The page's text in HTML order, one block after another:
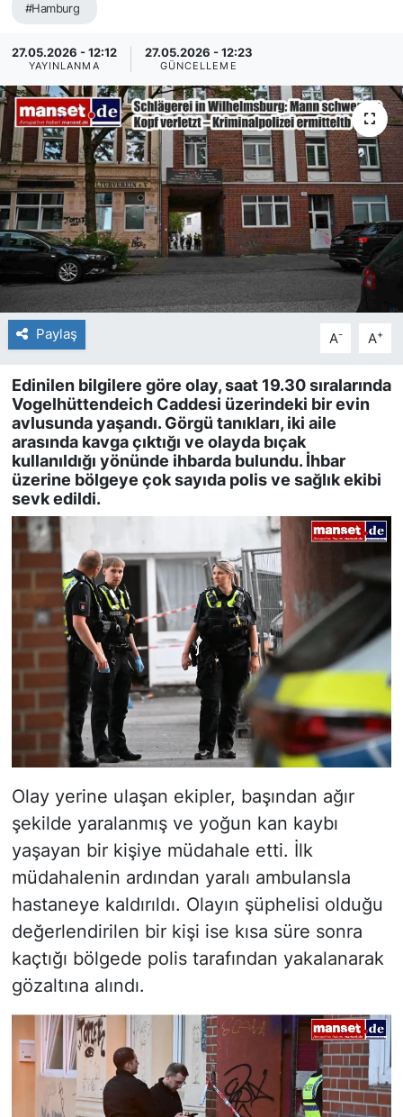
#Hamburg
27.05.2026 - 12:12
YAYINLANMA
27.05.2026 - 12:23
GÜNCELLEME
Paylaş A- A+
Edinilen bilgilere göre olay, saat 19.30 sıralarında
Vogelhüttendeich Caddesi üzerindeki bir evin
avlusunda yaşandı. Görgü tanıkları, iki aile
arasında kavga çıktığı ve olayda bıçak
kullanıldığı yönünde ihbarda bulundu. İhbar
üzerine bölgeye çok sayıda polis ve sağlık ekibi
sevk edildi.
Olay yerine ulaşan ekipler, başından ağır
şekilde yaralanmış ve yoğun kan kaybı
yaşayan bir kişiye müdahale etti. İlk
müdahalenin ardından yaralı ambulansla
hastaneye kaldırıldı. Olayın şüphelisi olduğu
değerlendirilen bir kişi ise kısa süre sonra
kaçtığı bölgede polis tarafından yakalanarak
gözaltına alındı.